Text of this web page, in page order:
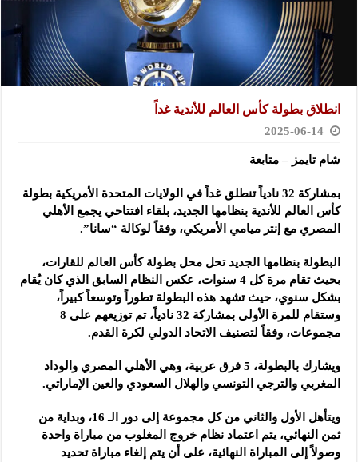
انطلاق بطولة كأس العالم للأندية غداً
2025-06-14
شام تايمز – متابعة
بمشاركة 32 نادياً تنطلق غداً في الولايات المتحدة الأمريكية بطولة
كأس العالم للأندية بنظامها الجديد، بلقاء افتتاحي يجمع الأهلي
المصري مع إنتر ميامي الأمريكي، وفقاً لوكالة “سانا”.
البطولة بنظامها الجديد تحل محل بطولة كأس العالم للقارات،
بحيث تقام مرة كل 4 سنوات، عكس النظام السابق الذي كان يُقام
بشكل سنوي، حيث تشهد هذه البطولة تطوراً وتوسعاً كبيراً،
وستقام للمرة الأولى بمشاركة 32 نادياً، تم توزيعهم على 8
مجموعات، وفقاً لتصنيف الاتحاد الدولي لكرة القدم.
ويشارك بالبطولة، 5 فرق عربية، وهي الأهلي المصري والوداد
المغربي والترجي التونسي والهلال السعودي والعين الإماراتي.
ويتأهل الأول والثاني من كل مجموعة إلى دور الـ 16، وبداية من
ثمن النهائي، يتم اعتماد نظام خروج المغلوب من مباراة واحدة
وصولاً إلى المباراة النهائية، على أن يتم إلغاء مباراة تحديد